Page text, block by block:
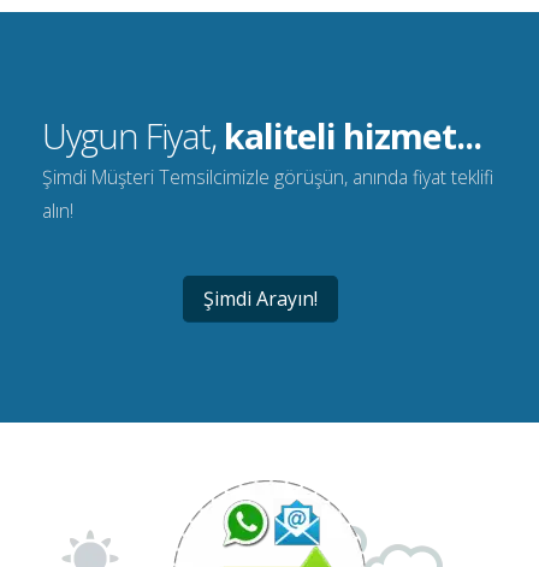
Uygun Fiyat, kaliteli hizmet...
Şimdi Müşteri Temsilcimizle görüşün, anında fiyat teklifi
alın!
Şimdi Arayın!